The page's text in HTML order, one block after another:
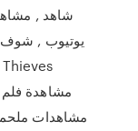
شاهد ,
يوتيوب , شوف
مشاهدات